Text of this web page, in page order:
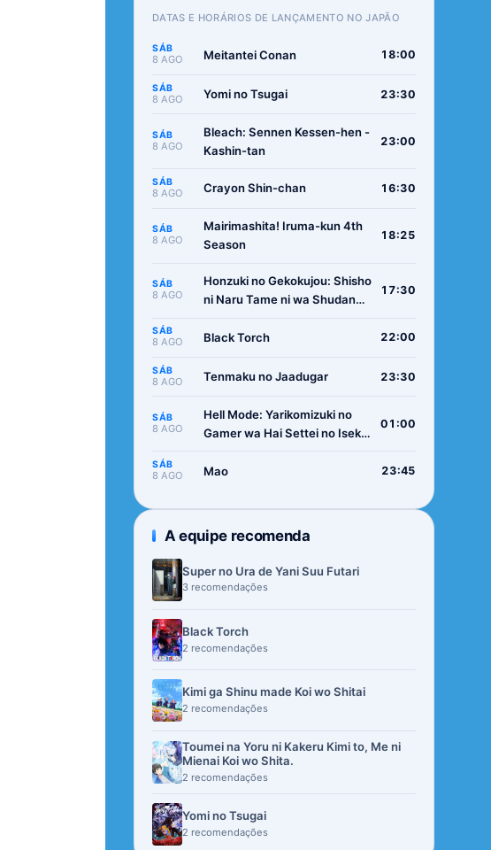
DATAS E HORÁRIOS DE LANÇAMENTO NO JAPÃO
SÁB
8 AGO Meitantei Conan 18:00
SÁB
8 AGO Yomi no Tsugai 23:30
SÁB
8 AGO
Bleach: Sennen Kessen-hen -
Kashin-tan
23:00
SÁB
8 AGO Crayon Shin-chan 16:30
SÁB
8 AGO
Mairimashita! Iruma-kun 4th
Season
18:25
SÁB
8 AGO
Honzuki no Gekokujou: Shisho
ni Naru Tame ni wa Shudan
Ryoushu no Youjo
17:30
SÁB
8 AGO Black Torch 22:00
SÁB
8 AGO Tenmaku no Jaadugar 23:30
SÁB
8 AGO
Hell Mode: Yarikomizuki no
Gamer wa Hai Settei no Isekai
01:00
SÁB
8 AGO Mao 23:45
A equipe recomenda
Super no Ura de Yani Suu Futari
3 recomendações
Black Torch
2 recomendações
Kimi ga Shinu made Koi wo Shitai
2 recomendações
Toumei na Yoru ni Kakeru Kimi to, Me ni
Mienai Koi wo Shita.
2 recomendações
Yomi no Tsugai
2 recomendações